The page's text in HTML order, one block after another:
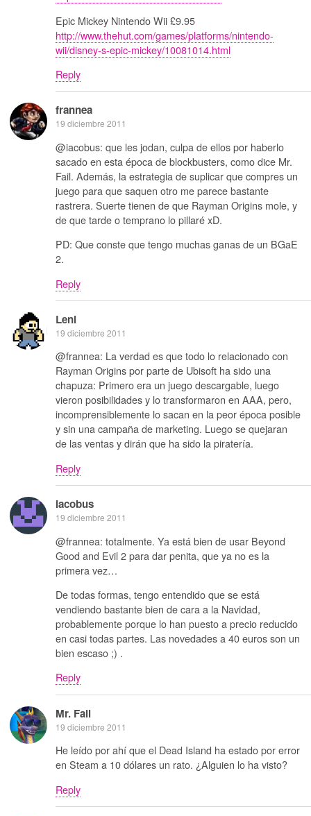
Epic Mickey Nintendo Wii £9.95
http://www.thehut.com/games/platforms/nintendo-
wii/disney-s-epic-mickey/10081014.html
Reply
frannea
19 diciembre 2011
@iacobus: que les jodan, culpa de ellos por haberlo
sacado en esta época de blockbusters, como dice Mr.
Fail. Además, la estrategia de suplicar que compres un
juego para que saquen otro me parece bastante
rastrera. Suerte tienen de que Rayman Origins mole, y
de que tarde o temprano lo pillaré xD.
PD: Que conste que tengo muchas ganas de un BGaE
2.
Reply
Leni
19 diciembre 2011
@frannea: La verdad es que todo lo relacionado con
Rayman Origins por parte de Ubisoft ha sido una
chapuza: Primero era un juego descargable, luego
vieron posibilidades y lo transformaron en AAA, pero,
incomprensiblemente lo sacan en la peor época posible
y sin una campaña de marketing. Luego se quejaran
de las ventas y dirán que ha sido la piratería.
Reply
iacobus
19 diciembre 2011
@frannea: totalmente. Ya está bien de usar Beyond
Good and Evil 2 para dar penita, que ya no es la
primera vez…
De todas formas, tengo entendido que se está
vendiendo bastante bien de cara a la Navidad,
probablemente porque lo han puesto a precio reducido
en casi todas partes. Las novedades a 40 euros son un
bien escaso ;) .
Reply
Mr. Fail
19 diciembre 2011
He leído por ahí que el Dead Island ha estado por error
en Steam a 10 dólares un rato. ¿Alguien lo ha visto?
Reply